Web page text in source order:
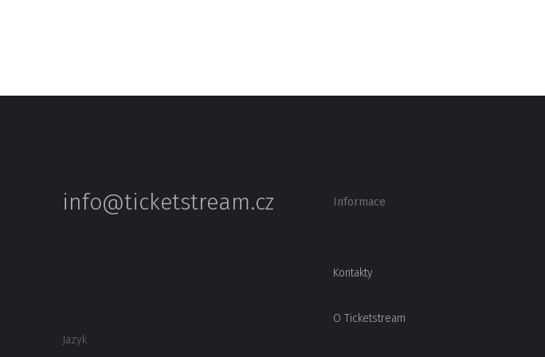
info@ticketstream.cz
Jazyk
Informace
Kontakty
O Ticketstream